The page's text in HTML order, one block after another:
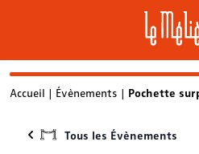
Skip
content
Accueil | Évènements | Pochette
Tous les Évènements